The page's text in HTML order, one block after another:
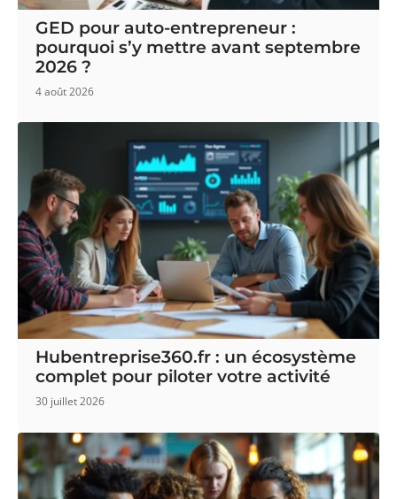
GED pour auto-entrepreneur :
pourquoi s’y mettre avant septembre
2026 ?
4 août 2026
Hubentreprise360.fr : un écosystème
complet pour piloter votre activité
30 juillet 2026